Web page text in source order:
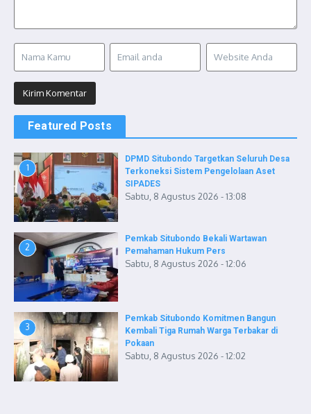
Featured Posts
1
DPMD Situbondo Targetkan Seluruh Desa
Terkoneksi Sistem Pengelolaan Aset
SIPADES
Sabtu, 8 Agustus 2026 - 13:08
2
Pemkab Situbondo Bekali Wartawan
Pemahaman Hukum Pers
Sabtu, 8 Agustus 2026 - 12:06
3
Pemkab Situbondo Komitmen Bangun
Kembali Tiga Rumah Warga Terbakar di
Pokaan
Sabtu, 8 Agustus 2026 - 12:02